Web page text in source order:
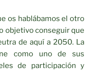
os hablábamos el otro
objetivo conseguir que
de aquí a 2050. La
como uno de sus
de participación y